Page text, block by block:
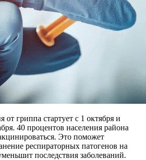
гриппа стартует с 1 октября и
40 процентов населения района
Это поможет
респираторных патогенов на
последствия заболеваний.